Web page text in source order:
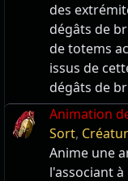
des
dégâts de
de totems
issus de
dégâts de
Animation
Sort,
Anime une
l'associant